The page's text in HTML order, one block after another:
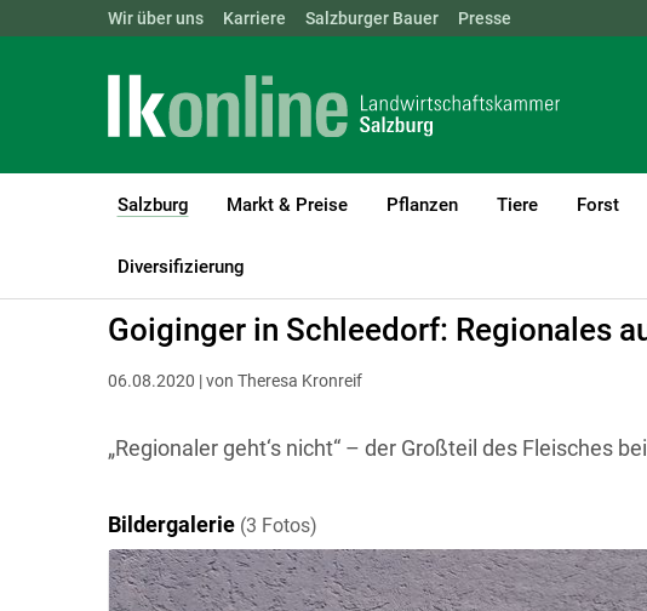
Landwirtschaftskammern: ÖSTERREICH BGLD KTN
Wir über uns Karriere Salzburger Bauer Presse
Salzburg
(current)1
Markt & Preise Pflanzen Tiere Forst
Diversifizierung
LK Salzburg Salzburg
Goiginger in Schleedorf: Regionales
06.08.2020 | von Theresa Kronreif
„Regionaler geht‘s nicht“ – der Großteil des Fleisches
Bildergalerie (3 Fotos)